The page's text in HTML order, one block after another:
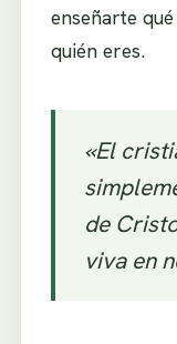
enseñarte
quién eres.
«El
de
viva en